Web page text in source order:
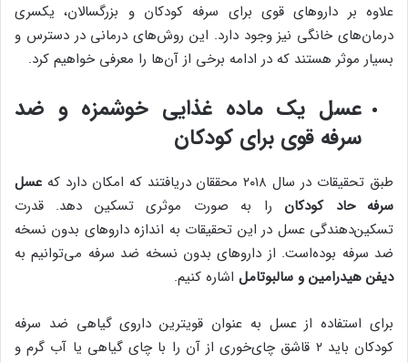
علاوه بر داروهای قوی برای سرفه کودکان و بزرگسالان، یکسری
درمان‌های خانگی نیز وجود دارد. این روش‌های درمانی در دسترس و
بسیار موثر هستند که در ادامه برخی از آن‌ها را معرفی خواهیم کرد.
عسل یک ماده غذایی خوشمزه و ضد
سرفه قوی برای کودکان
طبق تحقیقات در سال ۲۰۱۸ محققان دریافتند که امکان دارد که
عسل
سرفه حاد کودکان را به صورت موثری تسکین دهد. قدرت
تسکین‌دهندگی عسل در این تحقیقات به اندازه داروهای بدون نسخه
ضد سرفه بوده‌است. از داروهای بدون نسخه ضد سرفه می‌توانیم به
دیفن هیدرامین و سالبوتامل اشاره کنیم.
برای استفاده از عسل به عنوان قویترین داروی گیاهی ضد سرفه
کودکان باید ۲ قاشق چای‌خوری از آن را با چای گیاهی یا آب گرم و